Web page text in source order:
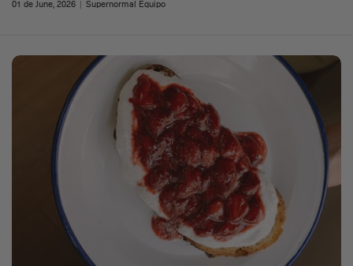
01 de June, 2026 Supernormal Equipo